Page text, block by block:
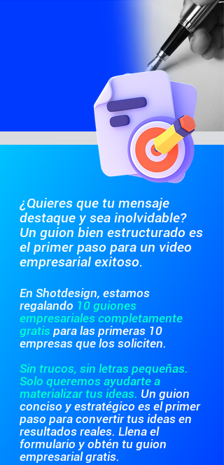
¿Quieres que tu mensaje
destaque y sea inolvidable?
Un guion bien estructurado es
el primer paso para un video
empresarial exitoso.
En Shotdesign, estamos
regalando 10 guiones
empresariales completamente
gratis para las primeras 10
empresas que los soliciten.
Sin trucos, sin letras pequeñas.
Solo queremos ayudarte a
materializar tus ideas. Un guion
conciso y estratégico es el primer
paso para convertir tus ideas en
resultados reales. Llena el
formulario y obtén tu guion
empresarial gratis.